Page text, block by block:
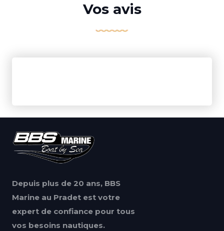
Vos avis
Depuis plus de 20 ans, BBS
Marine au Pradet est votre
expert de confiance pour tous
vos besoins nautiques.